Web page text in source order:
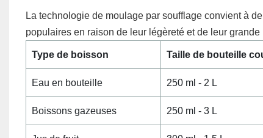
La technologie de moulage par soufflage convient à
populaires en raison de leur légèreté et de leur grande
Type de boisson Taille de bouteille
Eau en bouteille 250 ml - 2 L
Boissons gazeuses 250 ml - 3 L